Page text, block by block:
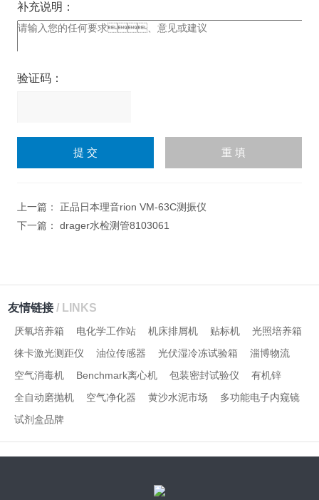
补充说明：
验证码：
上一篇： 正品日本理音rion VM-63C测振仪
下一篇： drager水检测管8103061
友情链接/ LINKS
厌氧培养箱 电化学工作站 机床排屑机 贴标机
光照培养箱
徕卡激光测距仪
油位传感器 光伏湿冷冻试验箱
淄博物流
空气消毒机
Benchmark离心机 包装密封试验仪
有机锌
全自动磨抛机
空气净化器 黄沙水泥市场
多功能电子内窥镜
试剂盒品牌